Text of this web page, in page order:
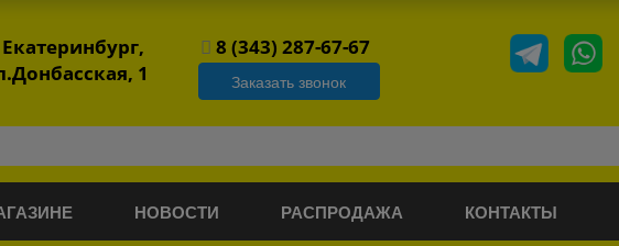
Екатеринбург,
1
8 (343) 287-67-67
Заказать звонок
НОВОСТИ РАСПРОДАЖА КОНТАКТЫ